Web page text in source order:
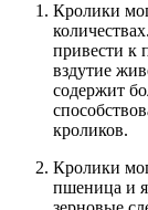
Кролики
привести к
вздутие
содержит
кроликов.
Кролики
пшеница и